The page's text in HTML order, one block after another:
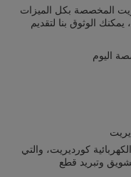
المخصصة بكل الميزات
إليها. مع شهادة أيزو 9001 لدينا، يمكنك الوثوق بنا لتقديم
اليوم
كورديريت، والتي
وتبريد قطع